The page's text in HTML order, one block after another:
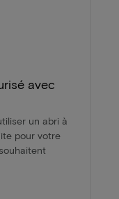
avec
un abri à
pour votre